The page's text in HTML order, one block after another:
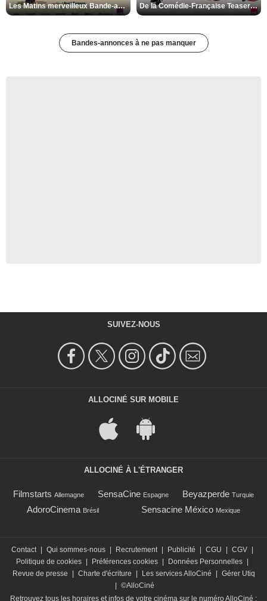
Les Matins merveilleux Bande-annonce VF De la Comédie-Française Teaser VF
Bandes-annonces à ne pas manquer
SUIVEZ-NOUS
ALLOCINÉ SUR MOBILE
ALLOCINÉ À L'ÉTRANGER
Filmstarts Allemagne SensaCine Espagne Beyazperde Turquie
AdoroCinema Brésil Sensacine México Mexique
Contact | Qui sommes-nous | Recrutement | Publicité | CGU | CGV |
Politique de cookies | Préférences cookies | Données Personnelles |
Revue de presse
| Charte d'écriture | Les services AlloCiné | Gérer Utiq
| ©AlloCiné
Retrouvez tous les horaires et infos de votre cinéma sur le numéro AlloCiné :